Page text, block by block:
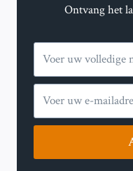
MAAR
NAAR
ALONSO
EN
CLUB’
Ontvang het